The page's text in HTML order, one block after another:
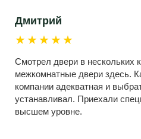
Дмитрий
★★★★★
Смотрел двери в нескольких
межкомнатные двери здесь.
компании адекватная и
устанавливал. Приехали
высшем уровне.